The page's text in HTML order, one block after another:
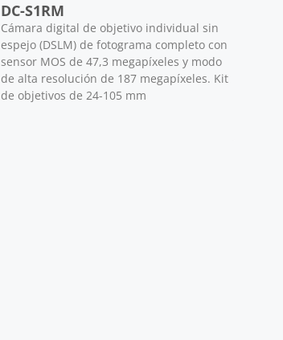
DC-S1RM
Cámara digital de objetivo individual sin
espejo (DSLM) de fotograma completo con
sensor MOS de 47,3 megapíxeles y modo
de alta resolución de 187 megapíxeles. Kit
de objetivos de 24-105 mm